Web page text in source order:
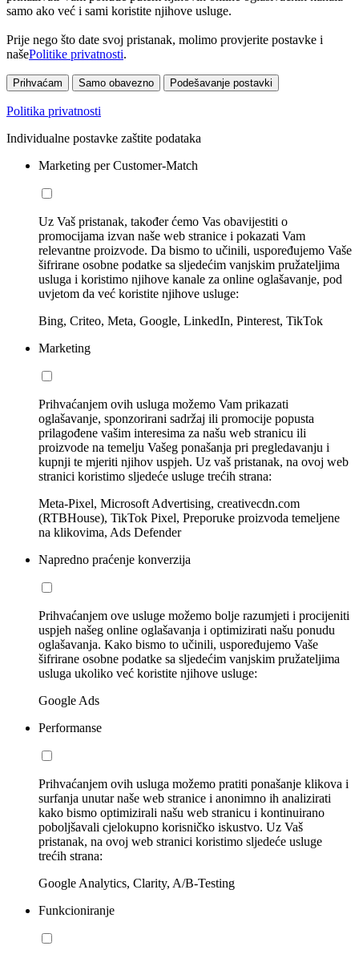
samo ako već i sami koristite njihove usluge.
Prije nego što date svoj pristanak, molimo provjerite postavke i
našePolitike privatnosti.
Prihvaćam Samo obavezno Podešavanje postavki
Politika privatnosti
Individualne postavke zaštite podataka
Marketing per Customer-Match
Uz Vaš pristanak, također ćemo Vas obavijestiti o
promocijama izvan naše web stranice i pokazati Vam
relevantne proizvode. Da bismo to učinili, uspoređujemo Vaše
šifrirane osobne podatke sa sljedećim vanjskim pružateljima
usluga i koristimo njihove kanale za online oglašavanje, pod
uvjetom da već koristite njihove usluge:
Bing, Criteo, Meta, Google, LinkedIn, Pinterest, TikTok
Marketing
Prihvaćanjem ovih usluga možemo Vam prikazati
oglašavanje, sponzorirani sadržaj ili promocije popusta
prilagođene vašim interesima za našu web stranicu ili
proizvode na temelju Vašeg ponašanja pri pregledavanju i
kupnji te mjeriti njihov uspjeh. Uz vaš pristanak, na ovoj web
stranici koristimo sljedeće usluge trećih strana:
Meta-Pixel, Microsoft Advertising, creativecdn.com
(RTBHouse), TikTok Pixel, Preporuke proizvoda temeljene
na klikovima, Ads Defender
Napredno praćenje konverzija
Prihvaćanjem ove usluge možemo bolje razumjeti i procijeniti
uspjeh našeg online oglašavanja i optimizirati našu ponudu
oglašavanja. Kako bismo to učinili, uspoređujemo Vaše
šifrirane osobne podatke sa sljedećim vanjskim pružateljima
usluga ukoliko već koristite njihove usluge:
Google Ads
Performanse
Prihvaćanjem ovih usluga možemo pratiti ponašanje klikova i
surfanja unutar naše web stranice i anonimno ih analizirati
kako bismo optimizirali našu web stranicu i kontinuirano
poboljšavali cjelokupno korisničko iskustvo. Uz Vaš
pristanak, na ovoj web stranici koristimo sljedeće usluge
trećih strana:
Google Analytics, Clarity, A/B-Testing
Funkcioniranje